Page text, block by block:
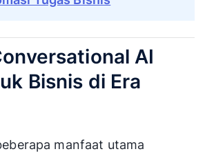
analitik
AI
Bisnis di Era
manfaat utama